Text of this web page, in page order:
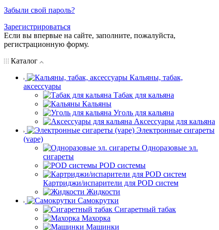
Забыли свой пароль?
Зарегистрироваться
Если вы впервые на сайте, заполните, пожалуйста,
регистрационную форму.
Каталог
Кальяны, табак,
аксессуары
Табак для кальяна
Кальяны
Уголь для кальяна
Аксессуары для кальяна
Электронные сигареты
(vape)
Одноразовые эл.
сигареты
POD системы
Картриджи/испарители для POD систем
Жидкости
Самокрутки
Сигаретный табак
Махорка
Машинки